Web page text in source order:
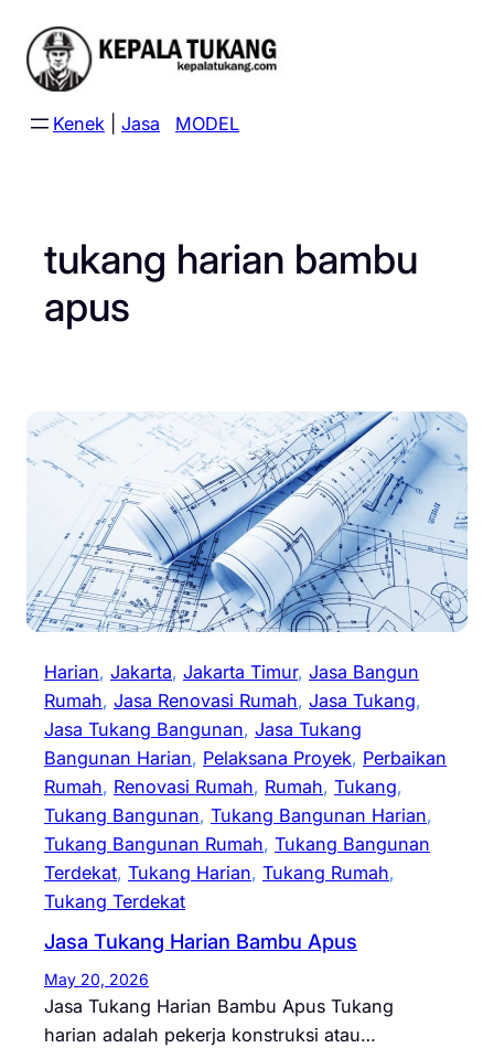
content
Kenek Jasa MODEL
tukang harian bambu
apus
Harian, Jakarta, Jakarta Timur, Jasa Bangun
Rumah, Jasa Renovasi Rumah, Jasa Tukang
Jasa Tukang Bangunan, Jasa Tukang
Bangunan Harian, Pelaksana Proyek, Perbaikan
Rumah, Renovasi Rumah, Rumah, Tukang
Tukang Bangunan, Tukang Bangunan Harian
Tukang Bangunan Rumah, Tukang Bangunan
Terdekat, Tukang Harian, Tukang Rumah
Tukang Terdekat
Jasa Tukang Harian Bambu Apus
May 20, 2026
Jasa Tukang Harian Bambu Apus Tukang
harian adalah pekerja konstruksi atau…